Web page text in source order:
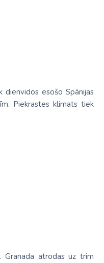
Singapūra
Šrilanka
dienvidos esošo Spānijas
Piekrastes klimats tiek
Granada atrodas uz trim